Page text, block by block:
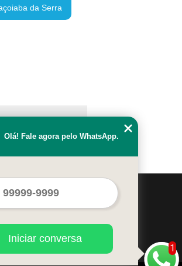
da Serra
autorização do autor. Crime de
Mapa do site
1
Olá! Fale agora pelo WhatsApp.
Iniciar conversa